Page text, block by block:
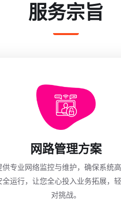
服务宗旨
网路管理方案
供专业网络监控与维护，确保系统高
全运行，让您全心投入业务拓展，
对挑战。